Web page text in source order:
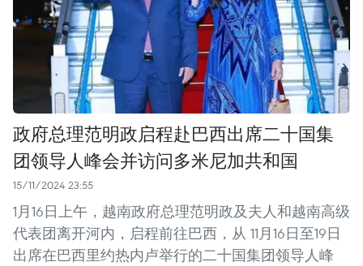
政府总理范明政启程赴巴西出席二十国集
团领导人峰会并访问多米尼加共和国
15/11/2024 23:55
1月16日上午，越南政府总理范明政及夫人和越南高级
代表团离开河内，启程前往巴西，从 11月16日至19日
出席在巴西里约热内卢举行的二十国集团领导人峰